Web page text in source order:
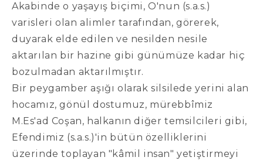
Akabinde o yaşayış biçimi, O'nun (s.a.s.)
varisleri olan alimler tarafından, görerek,
duyarak elde edilen ve nesilden nesile
aktarılan bir hazine gibi günümüze kadar hiç
bozulmadan aktarılmıştır.
Bir peygamber aşığı olarak silsilede yerini alan
hocamız, gönül dostumuz, mürebbîmiz
M.Es'ad Coşan, halkanın diğer temsilcileri gibi,
Efendimiz (s.a.s.)'in bütün özelliklerini
üzerinde toplayan "kâmil insan" yetiştirmeyi